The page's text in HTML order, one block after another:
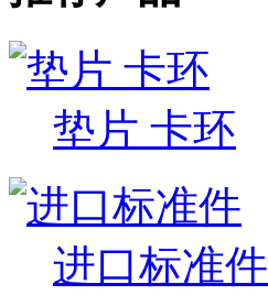
垫片 卡环
进口标准件